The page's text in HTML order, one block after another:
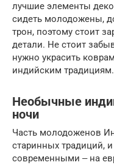
лучшие элементы
сидеть молодожены,
трон, поэтому стоит
детали. Не стоит
нужно украсить
индийским традициям.
Необычные
ночи
Часть молодоженов
старинных традиций,
современными ‒ на